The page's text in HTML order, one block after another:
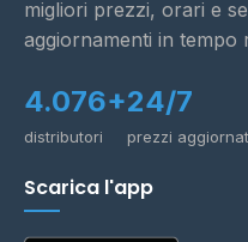
migliori prezzi, orari e
aggiornamenti in tempo
4.076+
distributori
24/7
prezzi
Scarica l'app